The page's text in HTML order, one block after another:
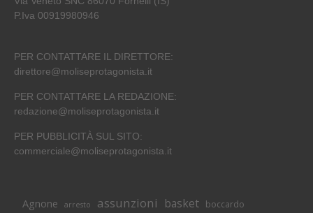
P.Iva 00919980946
PER CONTATTARE IL DIRETTORE:
direttore@moliseprotagonista.it
PER CONTATTARE LA REDAZIONE:
redazione@moliseprotagonista.it
PER PUBBLICITÀ SUL SITO:
commerciale@moliseprotagonista.it
Agnone arresto assunzioni basket boccardo